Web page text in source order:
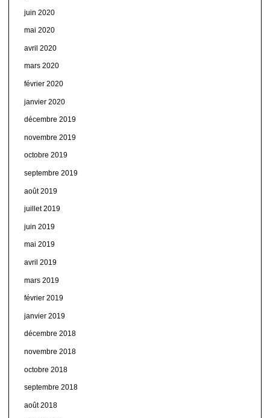
juin 2020
mai 2020
avril 2020
mars 2020
février 2020
janvier 2020
décembre 2019
novembre 2019
octobre 2019
septembre 2019
août 2019
juillet 2019
juin 2019
mai 2019
avril 2019
mars 2019
février 2019
janvier 2019
décembre 2018
novembre 2018
octobre 2018
septembre 2018
août 2018